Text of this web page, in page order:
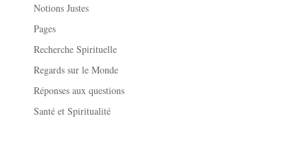
Notions Justes
Pages
Recherche Spirituelle
Regards sur le Monde
Réponses aux questions
Santé et Spiritualité